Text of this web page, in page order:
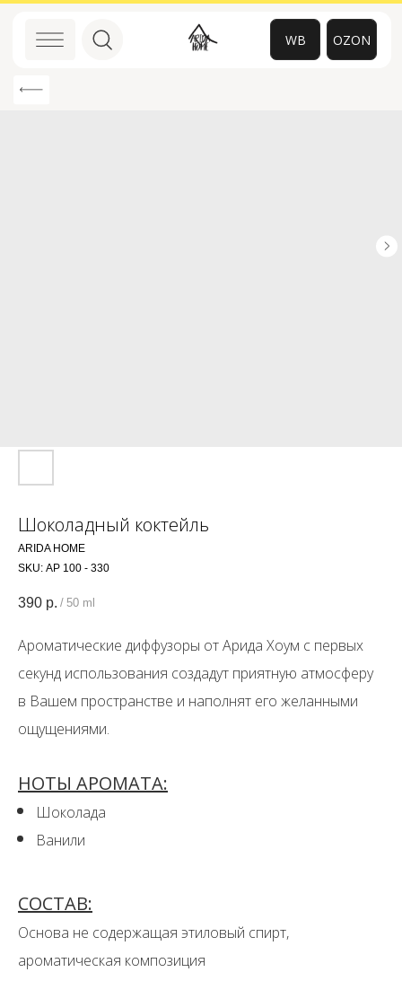
WB
Шоколадный коктейль
ARIDA HOME
SKU: АР 100 - 330
390 р. / 50 ml
Ароматические диффузоры от Арида Хоум с первых
секунд использования создадут приятную атмосферу
в Вашем пространстве и наполнят его желанными
ощущениями.
НОТЫ АРОМАТА:
Шоколада
Ванили
СОСТАВ:
Основа не содержащая этиловый спирт,
ароматическая композиция